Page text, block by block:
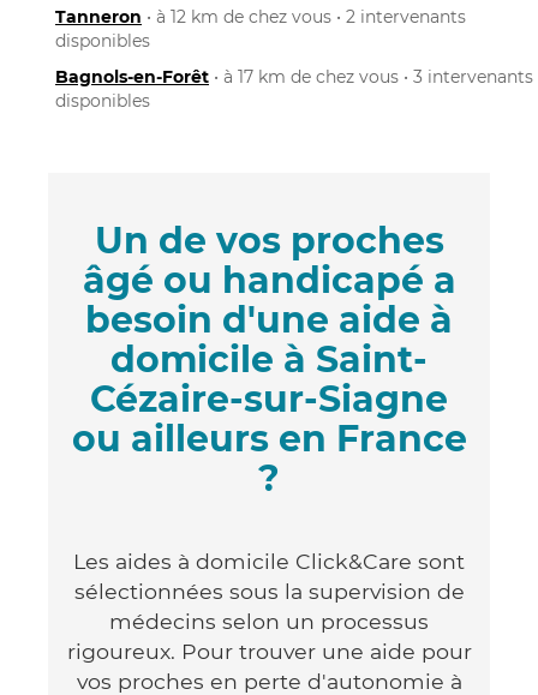
Tanneron • à 12 km de chez vous • 2 intervenants
disponibles
Bagnols-en-Forêt • à 17 km de chez vous • 3 intervenants
disponibles
Un de vos proches
âgé ou handicapé a
besoin d'une aide à
domicile à Saint-
Cézaire-sur-Siagne
ou ailleurs en France
?
Les aides à domicile Click&Care sont
sélectionnées sous la supervision de
médecins selon un processus
rigoureux. Pour trouver une aide pour
vos proches en perte d'autonomie à